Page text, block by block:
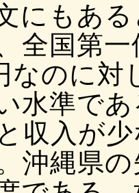
にもある
全国第
なのに対
水準で
収入が
沖縄県